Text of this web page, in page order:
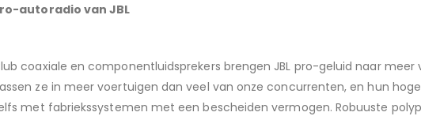
autoradio van JBL
coaxiale en componentluidsprekers brengen JBL pro-geluid naar
ze in meer voertuigen dan veel van onze concurrenten, en hun
met fabriekssystemen met een bescheiden vermogen. Robuuste